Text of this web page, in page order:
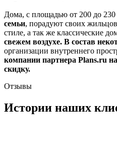
Дома, с площадью от 200 до 230
семьи, порадуют своих
стиле, а так же классические
свежем воздухе. В состав
организации внутреннего
компании партнера Plans.ru
скидку.
Отзывы
Истории наших